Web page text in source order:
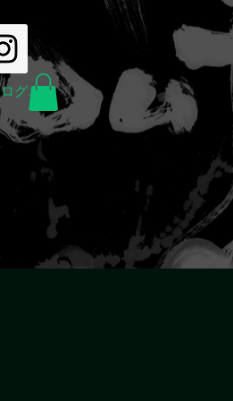
ログイン